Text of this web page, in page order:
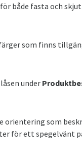
både fasta och
som finns
under
orientering som
för ett spegelvänt